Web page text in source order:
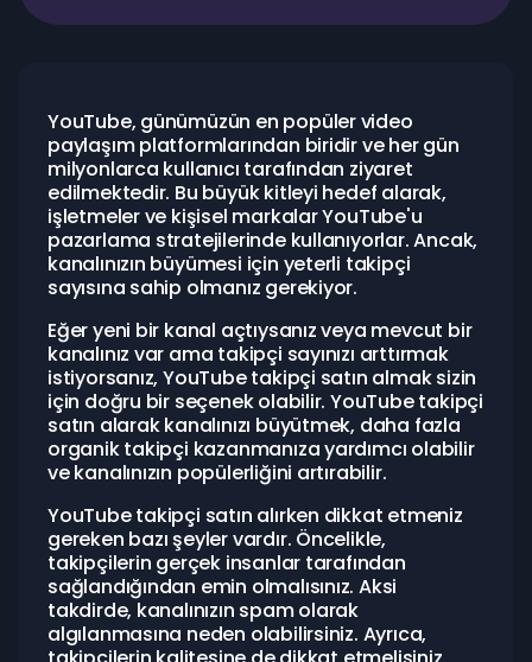
YouTube, günümüzün en popüler video
paylaşım platformlarından biridir ve her gün
milyonlarca kullanıcı tarafından ziyaret
edilmektedir. Bu büyük kitleyi hedef alarak,
işletmeler ve kişisel markalar YouTube'u
pazarlama stratejilerinde kullanıyorlar. Ancak,
kanalınızın büyümesi için yeterli takipçi
sayısına sahip olmanız gerekiyor.
Eğer yeni bir kanal açtıysanız veya mevcut bir
kanalınız var ama takipçi sayınızı arttırmak
istiyorsanız, YouTube takipçi satın almak sizin
için doğru bir seçenek olabilir. YouTube takipçi
satın alarak kanalınızı büyütmek, daha fazla
organik takipçi kazanmanıza yardımcı olabilir
ve kanalınızın popülerliğini artırabilir.
YouTube takipçi satın alırken dikkat etmeniz
gereken bazı şeyler vardır. Öncelikle,
takipçilerin gerçek insanlar tarafından
sağlandığından emin olmalısınız. Aksi
takdirde, kanalınızın spam olarak
algılanmasına neden olabilirsiniz. Ayrıca,